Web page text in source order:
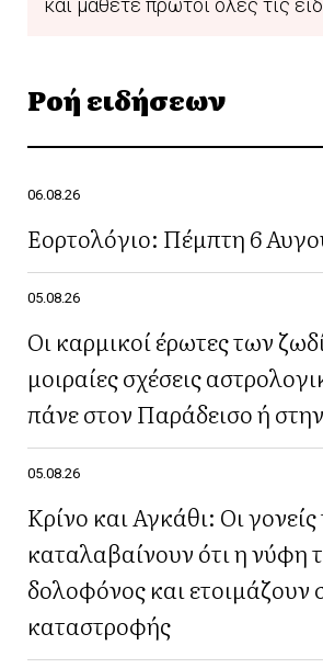
Ροή ειδήσεων
06.08.26
Εορτολόγιο: Πέμπτη 6
05.08.26
Οι καρμικοί έρωτες των
μοιραίες σχέσεις
πάνε στον Παράδεισο ή
05.08.26
Κρίνο και Αγκάθι: Οι γονείς
καταλαβαίνουν ότι η νύφη
δολοφόνος και ετοιμάζουν
καταστροφής